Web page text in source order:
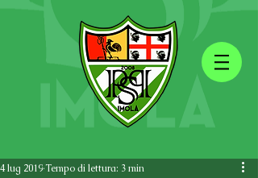
4 lug 2019Tempo di lettura: 3 min